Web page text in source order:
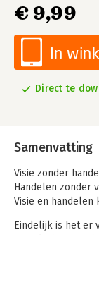
€ 9,99
In
Direct te
Samenvatting
Visie zonder
Handelen zonder
Visie en handelen
Eindelijk is het er